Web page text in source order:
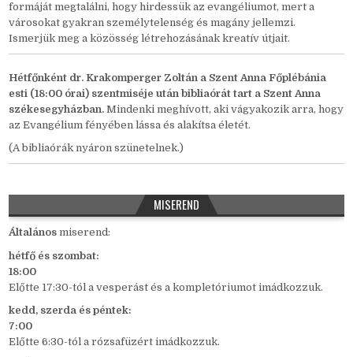
formáját megtalálni, hogy hirdessük az evangéliumot, mert a
városokat gyakran személytelenség és magány jellemzi.
Ismerjük meg a közösség létrehozásának kreatív útjait.
Hétfőnként dr. Krakomperger Zoltán a Szent Anna Főplébánia
esti (18:00 órai) szentmiséje után bibliaórát tart a Szent Anna
székesegyházban. Mindenki meghívott, aki vágyakozik arra, hogy
az Evangélium fényében lássa és alakítsa életét.
(A bibliaórák nyáron szünetelnek.)
MISEREND
Általánosmiserend:
hétfő és szombat:
18:00
Előtte 17:30-tól a vesperást és a kompletóriumot imádkozzuk.
kedd, szerda és péntek:
7:00
Előtte 6:30-tól a rózsafüzért imádkozzuk.